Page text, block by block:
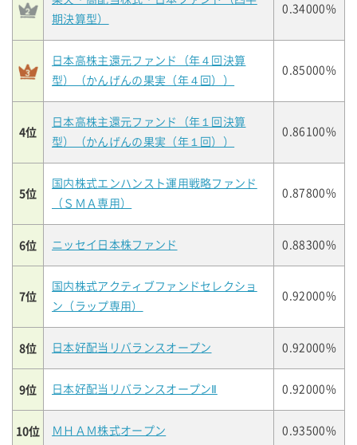
期決算型）
0.34000%
日本高株主還元ファンド（年４回決算
型）（かんげんの果実（年４回））
0.85000%
4位
日本高株主還元ファンド（年１回決算
型）（かんげんの果実（年１回））
0.86100%
5位
国内株式エンハンスト運用戦略ファンド
（ＳＭＡ専用）
0.87800%
6位 ニッセイ日本株ファンド 0.88300%
7位
国内株式アクティブファンドセレクショ
ン（ラップ専用）
0.92000%
8位 日本好配当リバランスオープン 0.92000%
9位 日本好配当リバランスオープンⅡ 0.92000%
10位 ＭＨＡＭ株式オープン 0.93500%